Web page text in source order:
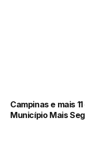
Campinas e mais
Município Mais